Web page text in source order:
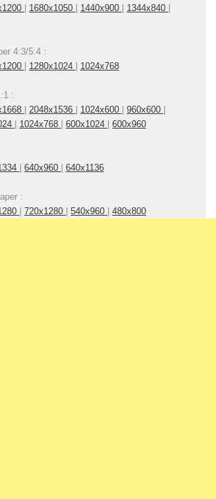
| 1680x1050 | 1440x900 | 1344x840 |
4:3/5:4 :
| 1280x1024 | 1024x768
:
| 2048x1536 | 1024x600 | 960x600 |
| 1024x768 | 600x1024 | 600x960
| 640x960 | 640x1136
:
| 720x1280 | 540x960 | 480x800